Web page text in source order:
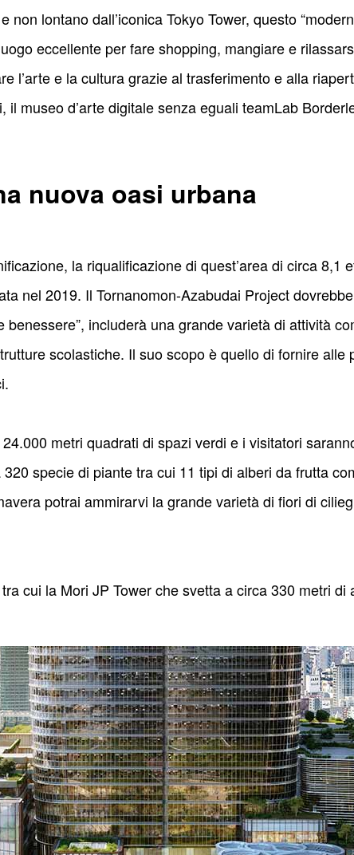
non lontano dall’iconica Tokyo Tower, questo
eccellente per fare shopping, mangiare e
l’arte e la cultura grazie al trasferimento e alla
il museo d’arte digitale senza eguali teamLab
nuova oasi urbana
la riqualificazione di quest’area di circa 8,1
nel 2019. Il Tornanomon-Azabudai Project
benessere”, includerà una grande varietà di attività
scolastiche. Il suo scopo è quello di fornire
metri quadrati di spazi verdi e i visitatori
specie di piante tra cui 11 tipi di alberi da frutta
potrai ammirarvi la grande varietà di fiori di
cui la Mori JP Tower che svetta a circa 330 metri